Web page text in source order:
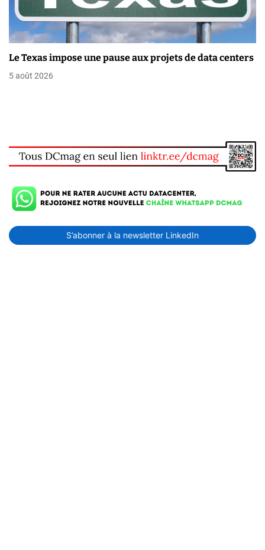
Le Texas impose une pause aux projets de data centers
5 août 2026
S’abonner à la newsletter LinkedIn